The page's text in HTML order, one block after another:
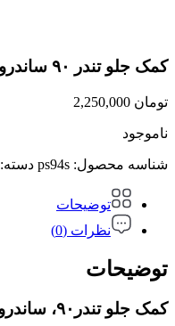
کمک جلو تندر ۹۰ ساندرو ماندو اصلی
تومان
ناموجود
شناسه محصول: ps94s دسته:
توضیحات
نظرات (0)
توضیحات
کمک جلو تندر۹۰، ساندرو اصلی ماندو MANDO